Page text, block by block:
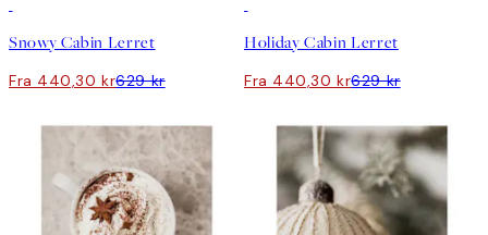
Snowy Cabin Lerret
Fra 440,30 kr629 kr
Holiday Cabin Lerret
Fra 440,30 kr629 kr